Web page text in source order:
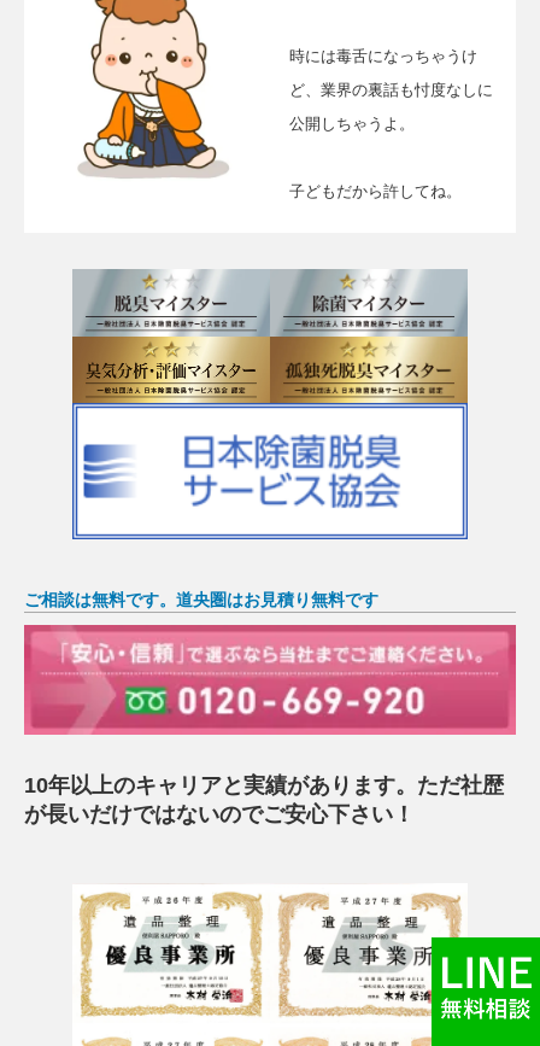
時には毒舌になっちゃうけ
ど、業界の裏話も忖度なしに
公開しちゃうよ。
子どもだから許してね。
ご相談は無料です。道央圏はお見積り無料です
10年以上のキャリアと実績があります。ただ社歴
が長いだけではないのでご安心下さい！